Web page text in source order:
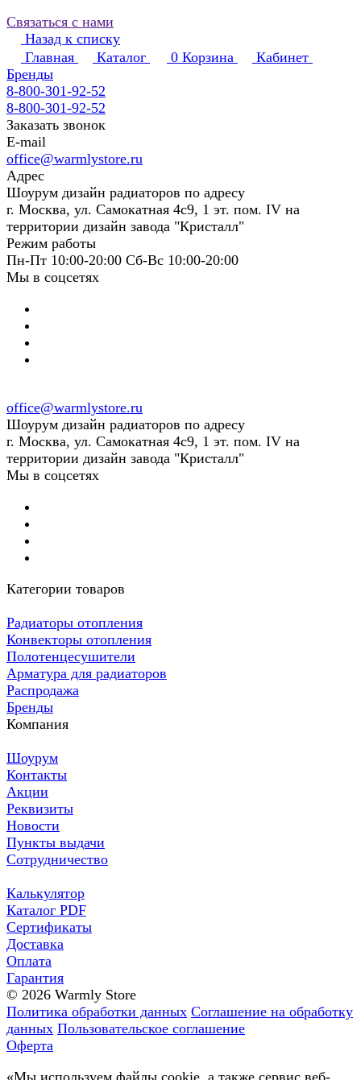
Связаться с нами
Назад к списку
Главная
Каталог 0 Корзина
Кабинет
Бренды
8-800-301-92-52
8-800-301-92-52
Заказать звонок
E-mail
office@warmlystore.ru
Адрес
Шоурум дизайн радиаторов по адресу
г. Москва, ул. Самокатная 4с9, 1 эт. пом. IV на
территории дизайн завода "Кристалл"
Режим работы
Пн-Пт 10:00-20:00 Сб-Вс 10:00-20:00
Мы в соцсетях
office@warmlystore.ru
Шоурум дизайн радиаторов по адресу
г. Москва, ул. Самокатная 4с9, 1 эт. пом. IV на
территории дизайн завода "Кристалл"
Мы в соцсетях
Категории товаров
Радиаторы отопления
Конвекторы отопления
Полотенцесушители
Арматура для радиаторов
Распродажа
Бренды
Компания
Шоурум
Контакты
Акции
Реквизиты
Новости
Пункты выдачи
Сотрудничество
Калькулятор
Каталог PDF
Сертификаты
Доставка
Оплата
Гарантия
© 2026 Warmly Store
Политика обработки данных Соглашение на обработку
данных Пользовательское соглашение
Оферта